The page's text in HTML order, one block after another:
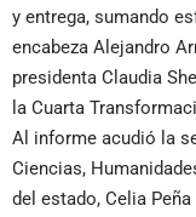
y entrega, sumando
encabeza Alejandro
presidenta Claudia
la Cuarta
Al informe acudió la
Ciencias,
del estado, Celia